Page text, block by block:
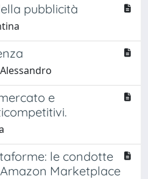
pubblicità
e
le condotte
Marketplace